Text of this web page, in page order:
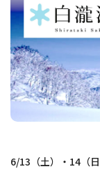
6/13（土）・14（